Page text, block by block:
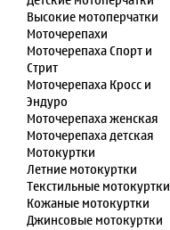
Высокие мотоперчатки
Моточерепахи
Моточерепаха Спорт и
Стрит
Моточерепаха Кросс и
Эндуро
Моточерепаха женская
Моточерепаха детская
Мотокуртки
Летние мотокуртки
Текстильные мотокуртки
Кожаные мотокуртки
Джинсовые мотокуртки